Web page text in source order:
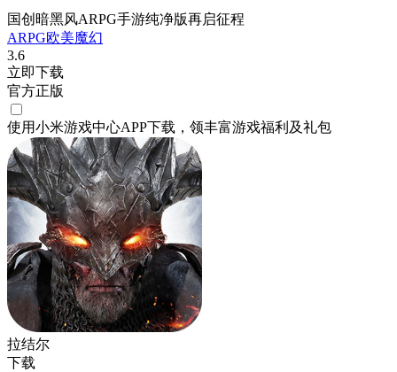
国创暗黑风ARPG手游纯净版再启征程
ARPG欧美魔幻
3.6
立即下载
官方正版
使用小米游戏中心APP下载 ，领丰富游戏福利 及礼包
拉结尔
下载